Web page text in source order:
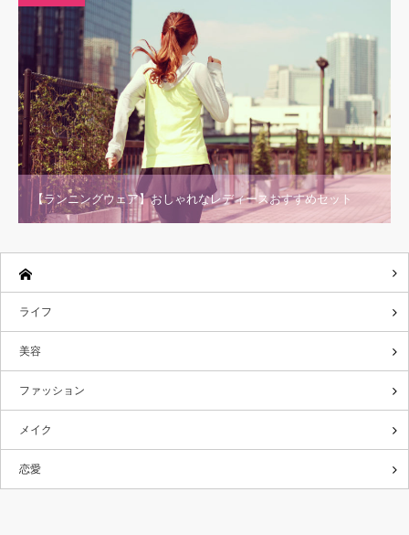
【ランニングウェア】おしゃれなレディースおすすめセット
ライフ
美容
ファッション
メイク
恋愛